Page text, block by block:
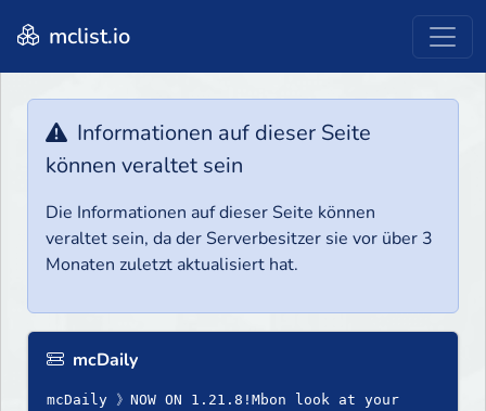
mclist.io
Informationen auf dieser Seite
können veraltet sein
Die Informationen auf dieser Seite können
veraltet sein, da der Serverbesitzer sie vor über 3
Monaten zuletzt aktualisiert hat.
mcDaily
mcDaily 》NOW ON 1.21.8!Mbon look at your